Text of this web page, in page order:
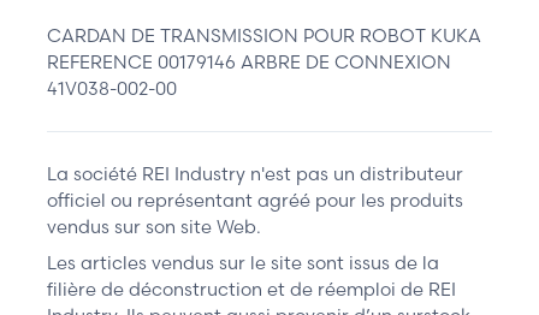
CARDAN DE TRANSMISSION POUR ROBOT KUKA
REFERENCE 00179146 ARBRE DE CONNEXION
41V038-002-00
La société REI Industry n'est pas un distributeur
officiel ou représentant agréé pour les produits
vendus sur son site Web.
Les articles vendus sur le site sont issus de la
filière de déconstruction et de réemploi de REI